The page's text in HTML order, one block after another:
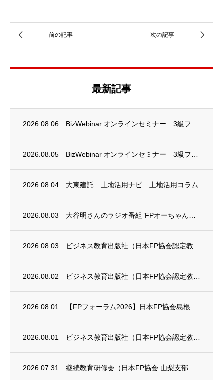
最新記事
2026.08.06
2026.08.05
2026.08.04 大東建託 土地活用ナビ 土地活用コラム
2026.08.03
2026.08.03
2026.08.02
2026.08.01
2026.08.01
2026.07.31